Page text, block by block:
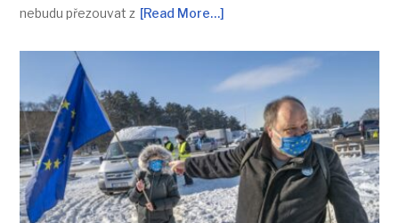
nebudu přezouvat z [Read More…]